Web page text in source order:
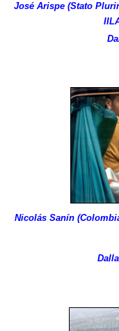
José Arispe (Stato
Nicolás Sanín